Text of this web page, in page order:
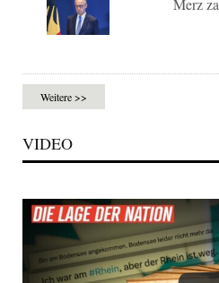
Weitere >>
VIDEO